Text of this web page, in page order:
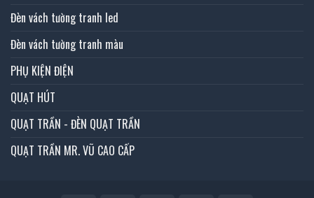
Đèn vách tường tranh led
Đèn vách tường tranh màu
PHỤ KIỆN ĐIỆN
QUẠT HÚT
QUẠT TRẦN - ĐÈN QUẠT TRẦN
QUẠT TRẦN MR. VŨ CAO CẤP